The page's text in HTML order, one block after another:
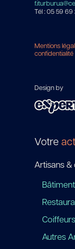
Tél : 05 59 69
Mentions
confidentialité
Design by
Votre
Artisans
Bâtiment
Coiffeurs
Autres